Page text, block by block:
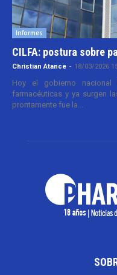
Informes
CILFA: postura sobre
Christian Atance - 18/03/2026
Hoy el gobierno
farmacéuticas y ya surgen
prontamente fue la...